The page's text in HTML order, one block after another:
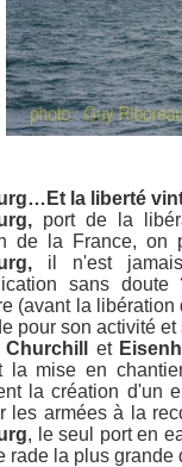
la liberté
port de la
de la France,
il n'est
sans
(avant la
pour son activité et
Churchill et
la mise en
la création d'un
les armées à la
, le seul port en
rade la plus grande